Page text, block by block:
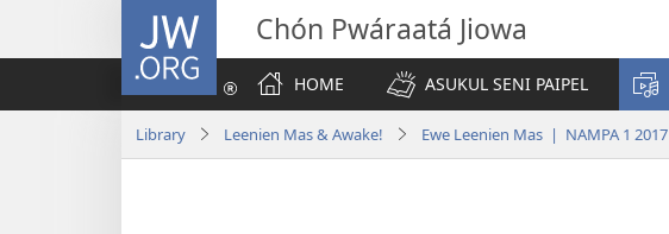
JW.ORG Chón Pwáraatá Jiowa
HOME
ASUKUL SENI PAIPEL
Library Leenien Mas & Awake! Ewe Leenien Mas | NAMPA 1 2017